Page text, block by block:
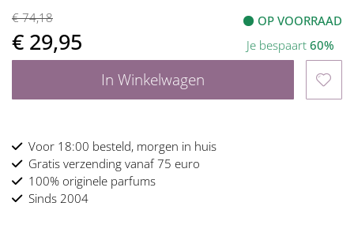
€ 74,18
€ 29,95
OP VOORRAAD
Je bespaart 60%
In Winkelwagen
Voor 18:00 besteld, morgen in huis
Gratis verzending vanaf 75 euro
100% originele parfums
Sinds 2004
van
de
afbeeldingen-
gallerij